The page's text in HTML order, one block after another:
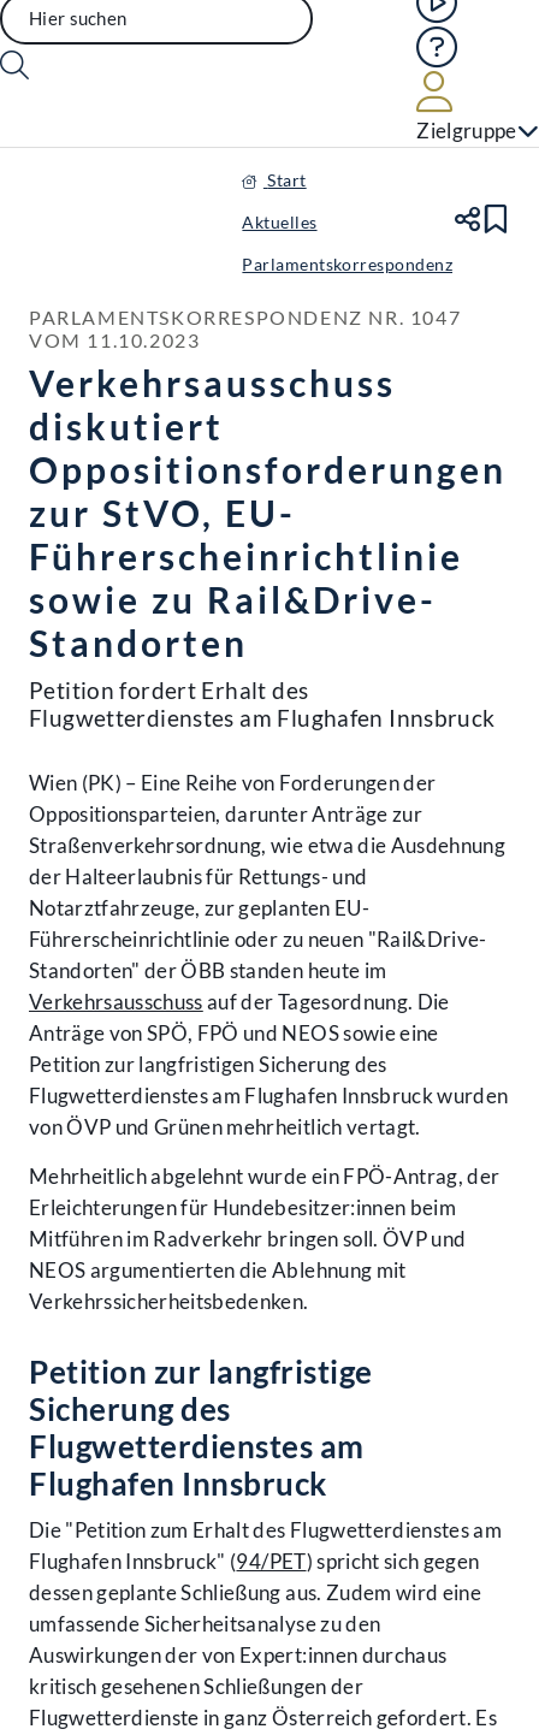
Hilfe
Zielgruppe
Start
Aktuelles
Parlamentskorrespondenz
PARLAMENTSKORRESPONDENZ NR. 1047
VOM 11.10.2023
Verkehrsausschuss
diskutiert
Oppositionsforderungen
zur StVO, EU-
Führerscheinrichtlinie
sowie zu Rail&Drive-
Standorten
Petition fordert Erhalt des
Flugwetterdienstes am Flughafen Innsbruck
Wien (PK) – Eine Reihe von Forderungen der
Oppositionsparteien, darunter Anträge zur
Straßenverkehrsordnung, wie etwa die Ausdehnung
der Halteerlaubnis für Rettungs- und
Notarztfahrzeuge, zur geplanten EU-
Führerscheinrichtlinie oder zu neuen "Rail&Drive-
Standorten" der ÖBB standen heute im
Verkehrsausschussauf der Tagesordnung. Die
Anträge von SPÖ, FPÖ und NEOS sowie eine
Petition zur langfristigen Sicherung des
Flugwetterdienstes am Flughafen Innsbruck wurden
von ÖVP und Grünen mehrheitlich vertagt.
Mehrheitlich abgelehnt wurde ein FPÖ-Antrag, der
Erleichterungen für Hundebesitzer:innen beim
Mitführen im Radverkehr bringen soll. ÖVP und
NEOS argumentierten die Ablehnung mit
Verkehrssicherheitsbedenken.
Petition zur langfristige
Sicherung des
Flugwetterdienstes am
Flughafen Innsbruck
Die "Petition zum Erhalt des Flugwetterdienstes am
Flughafen Innsbruck" (94/PET) spricht sich gegen
dessen geplante Schließung aus. Zudem wird eine
umfassende Sicherheitsanalyse zu den
Auswirkungen der von Expert:innen durchaus
kritisch gesehenen Schließungen der
Flugwetterdienste in ganz Österreich gefordert. Es